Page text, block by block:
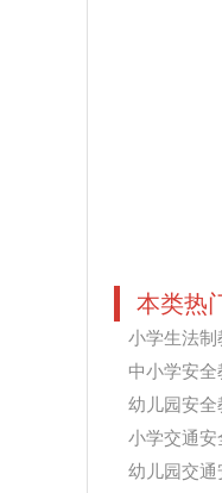
本类热
小学生法制
中小学安
幼儿园安全
小学交通安
幼儿园交通